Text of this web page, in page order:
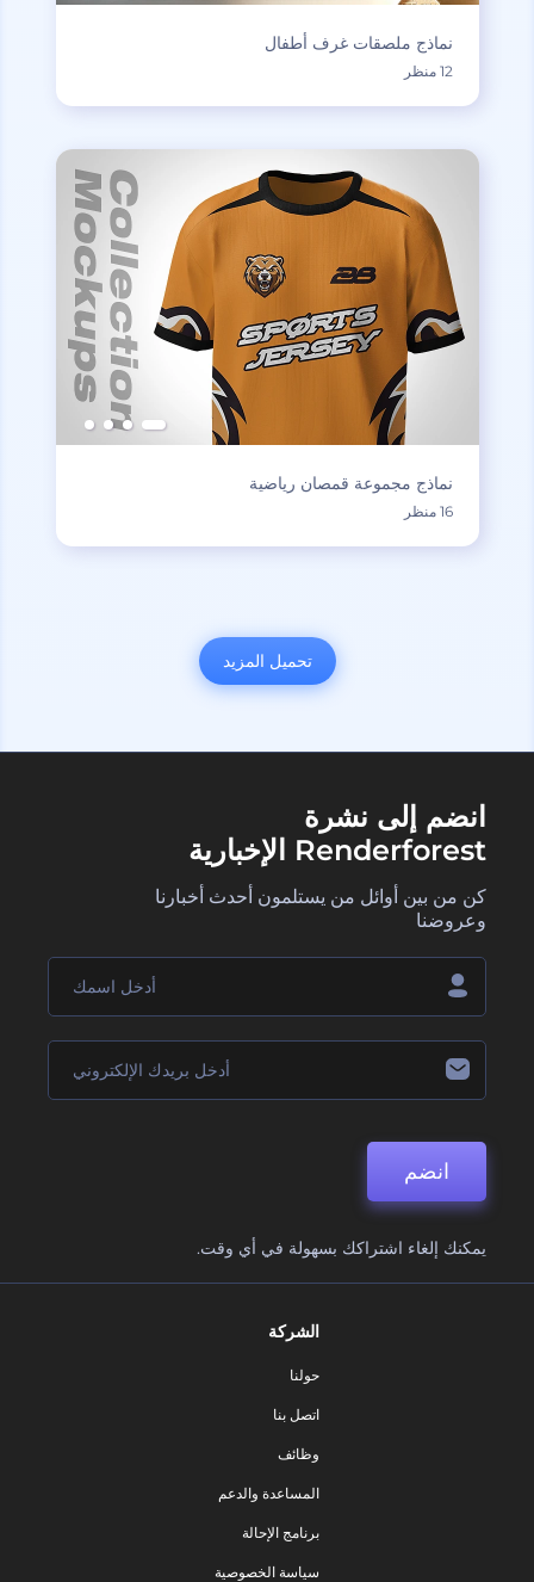
نماذج ملصقات غرف أطفال
12 منظر
نماذج مجموعة قمصان رياضية
16 منظر
تحميل المزيد
انضم إلى نشرة
Renderforest الإخبارية
كن من بين أوائل من يستلمون أحدث أخبارنا
وعروضنا
انضم
يمكنك إلغاء اشتراكك بسهولة في أي وقت.
الشركة
حولنا
اتصل بنا
وظائف
المساعدة والدعم
برنامج الإحالة
سياسة الخصوصية